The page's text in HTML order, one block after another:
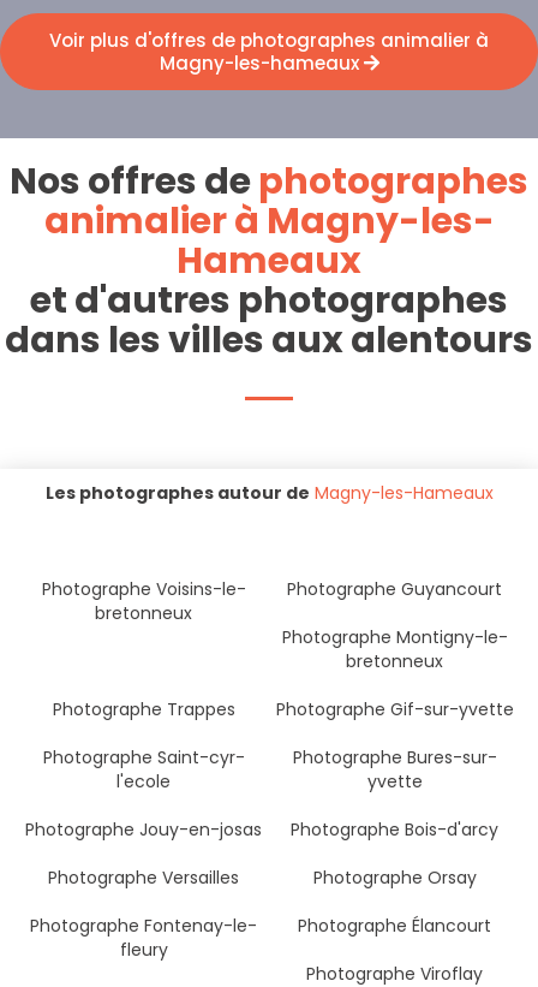
Voir plus d'offres de photographes animalier à
Magny-les-hameaux
Nos offres dephotographes
animalier à Magny-les-
Hameaux
et d'autres photographes
dans les villes aux alentours
Les photographes autour de Magny-les-Hameaux
Photographe Voisins-le-
bretonneux
Photographe Guyancourt
Photographe Montigny-le-
bretonneux
Photographe Trappes
Photographe Gif-sur-yvette
Photographe Saint-cyr-
l'ecole
Photographe Bures-sur-
yvette
Photographe Jouy-en-josas
Photographe Bois-d'arcy
Photographe Versailles
Photographe Orsay
Photographe Fontenay-le-
fleury
Photographe Élancourt
Photographe Viroflay